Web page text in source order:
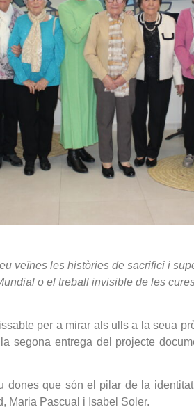
veïnes les històries de sacrifici i
o el treball invisible de les
per a mirar als ulls a la seua
segona entrega del projecte
que són el pilar de la
Maria Pascual i Isabel Soler.